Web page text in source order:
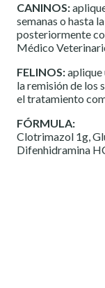
CANINOS:
semanas o hasta
posteriormente
Médico
FELINOS:aplique
la remisión de los
el tratamiento
FÓRMULA:
Clotrimazol 1g,
Difenhidramina